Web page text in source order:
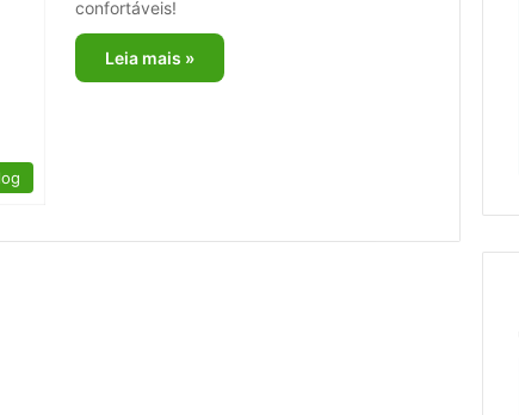
confortáveis!
Leia mais »